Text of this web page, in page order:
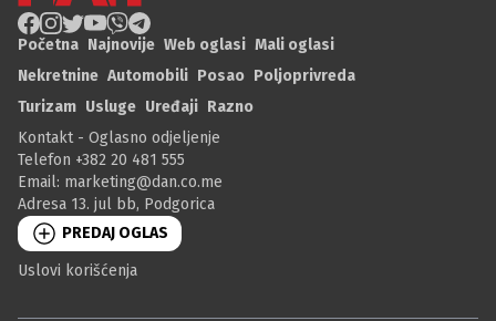
Početna Najnovije Web oglasi Mali oglasi
Nekretnine Automobili Posao Poljoprivreda
Turizam Usluge Uređaji Razno
Kontakt - Oglasno odjeljenje
Telefon +382 20 481 555
Email: marketing@dan.co.me
Adresa 13. jul bb, Podgorica
PREDAJ OGLAS
Uslovi korišćenja